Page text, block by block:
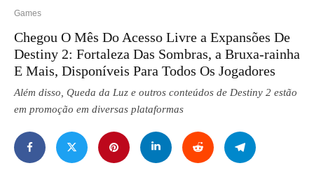
Games
Chegou O Mês Do Acesso Livre a Expansões De
Destiny 2: Fortaleza Das Sombras, a Bruxa-rainha
E Mais, Disponíveis Para Todos Os Jogadores
Além disso, Queda da Luz e outros conteúdos de Destiny 2 estão
em promoção em diversas plataformas